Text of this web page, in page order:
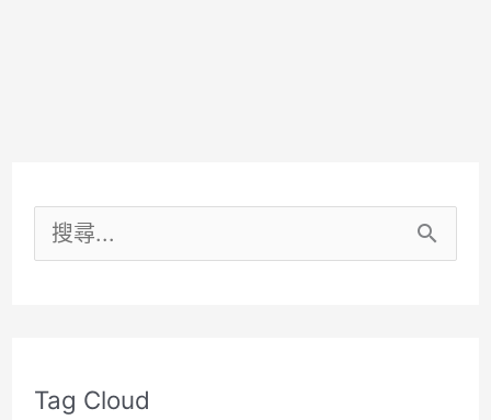
二
中
搜
字
Tag Cloud